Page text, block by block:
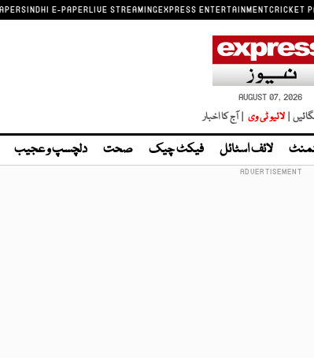
SINDHI E-PAPERLIVE STREAMINGEXPRESS ENTERTAINMENTCRICKET
AUGUST 07, 2026
| لائیو ٹی وی | آج کا اخبار
لائف اسٹائل فیکٹ چیک صحت دلچسپ و عجیب